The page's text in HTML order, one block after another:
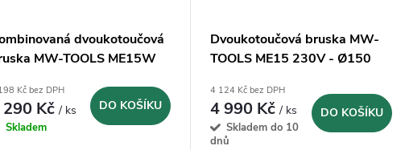
dvoukotoučová
MW-TOOLS ME15W
Kč bez DPH
290 Kč/ ks
Skladem
DO KOŠÍKU
Dvoukotoučová bruska MW-
TOOLS ME15 230V - Ø150
4 124 Kč bez DPH
4 990 Kč/ ks
Skladem do 10
dnů
DO KOŠÍKU